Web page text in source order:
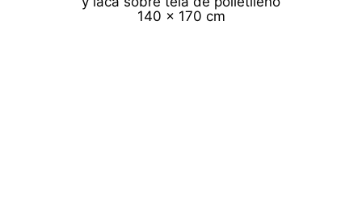
140 x 170 cm